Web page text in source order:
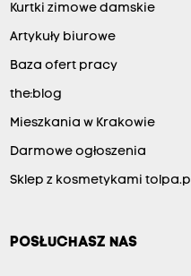
Kurtki zimowe damskie
Artykuły biurowe
Baza ofert pracy
the:blog
Mieszkania w Krakowie
Darmowe ogłoszenia
Sklep z kosmetykami tolpa.pl
POSŁUCHASZ NAS